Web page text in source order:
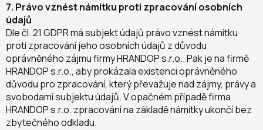
7. Právo vznést námitku proti zpracování osobních
údajů
Dle čl. 21 GDPR má subjekt údajů právo vznést námitku
proti zpracování jeho osobních údajů z důvodu
oprávněného zájmu firmy HRANDOP s.r.o.. Pak je na firmě
HRANDOP s.r.o., aby prokázala existenci oprávněného
důvodu pro zpracování, který převažuje nad zájmy, právy a
svobodami subjektu údajů. V opačném případě firma
HRANDOP s.r.o. zpracování na základě námitky ukončí bez
zbytečného odkladu.